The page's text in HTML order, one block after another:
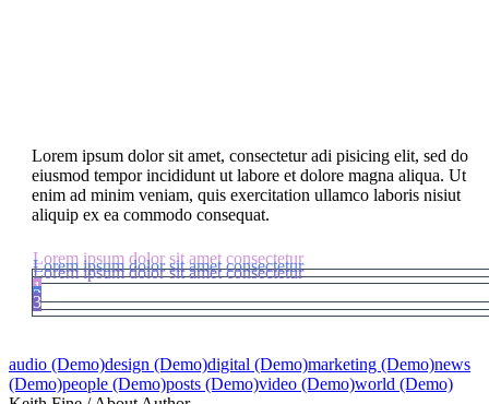
Lorem ipsum dolor sit amet, consectetur adi pisicing elit, sed do
eiusmod tempor incididunt ut labore et dolore magna aliqua. Ut
enim ad minim veniam, quis exercitation ullamco laboris nisiut
aliquip ex ea commodo consequat.
1
Lorem ipsum dolor sit amet consectetur
2
Lorem ipsum dolor sit amet consectetur
3
Lorem ipsum dolor sit amet consectetur
audio (Demo)design (Demo)digital (Demo)marketing (Demo)news
(Demo)people (Demo)posts (Demo)video (Demo)world (Demo)